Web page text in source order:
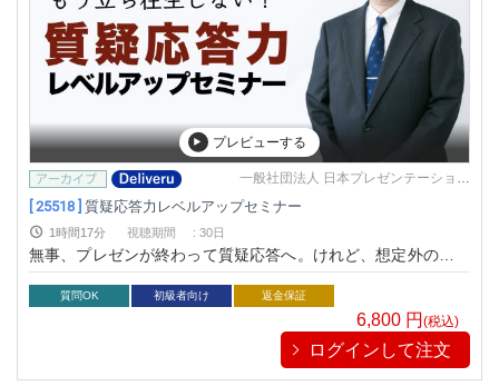
プレビューする
一般社団法人 日本プレゼンテーション
[ 25518 ] 質疑応答力レベルアップセミナー
1時間17分 視聴期間 : 30日
無事、プレゼンが終わって質疑応答へ。けれど、想定外の質問
で立ち往生！そんな経験ありませんか？
質問OK 初級者向け 返金保証
6,800 円 (税込)
ログインして注文